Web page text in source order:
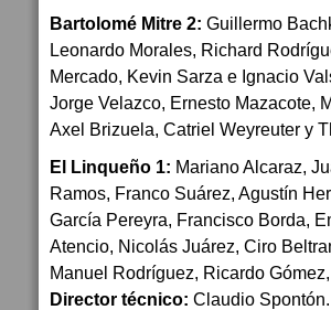
Bartolomé Mitre 2: Guillermo
Leonardo Morales, Richard
Mercado, Kevin Sarza e Ignacio
Jorge Velazco, Ernesto Mazacote,
Axel Brizuela, Catriel Weyreuter y
El Linqueño 1: Mariano Alcaraz,
Ramos, Franco Suárez, Agustín
García Pereyra, Francisco Borda,
Atencio, Nicolás Juárez, Ciro
Manuel Rodríguez, Ricardo
Director técnico: Claudio Spontón.